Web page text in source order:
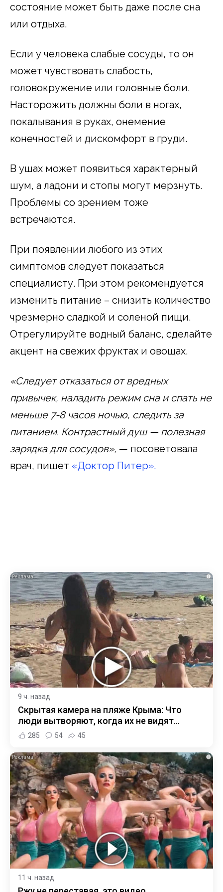
состояние может быть даже после сна
или отдыха.
Если у человека слабые сосуды, то он
может чувствовать слабость,
головокружение или головные боли.
Насторожить должны боли в ногах,
покалывания в руках, онемение
конечностей и дискомфорт в груди.
В ушах может появиться характерный
шум, а ладони и стопы могут мерзнуть.
Проблемы со зрением тоже
встречаются.
При появлении любого из этих
симптомов следует показаться
специалисту. При этом рекомендуется
изменить питание – снизить количество
чрезмерно сладкой и соленой пищи.
Отрегулируйте водный баланс, сделайте
акцент на свежих фруктах и овощах.
«Следует отказаться от вредных
привычек, наладить режим сна и спать не
меньше 7-8 часов ночью, следить за
питанием. Контрастный душ — полезная
зарядка для сосудов», — посоветовала
врач, пишет «Доктор Питер».
i
9 ч. назад
Скрытая камера на пляже Крыма: Что
люди вытворяют, когда их не видят...
285 54 45
i
11 ч. назад